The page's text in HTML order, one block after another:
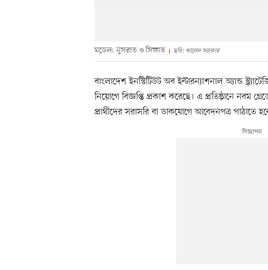
মডেল: নুসরাত ও সিফাত ছবি: খালেদ সরকার
বাংলাদেশ ইনস্টিটিউট অব ইন্টারন্যাশনাল অ্যান্ড
নিয়োগে বিজ্ঞপ্তি প্রকাশ করেছে। এ প্রতিষ্ঠানে নবম
প্রার্থীদের সরাসরি বা ডাকযোগে আবেদনপত্র পাঠাতে